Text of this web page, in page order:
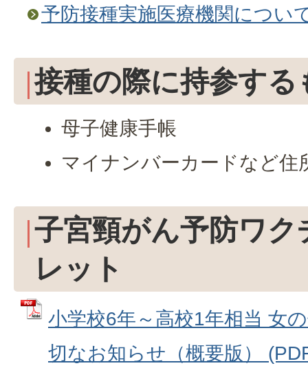
予防接種実施医療機関につい
接種の際に持参する
母子健康手帳
マイナンバーカードなど住
子宮頸がん予防ワ
レット
小学校6年～高校1年相当 女
切なお知らせ（概要版）